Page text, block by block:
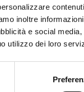
inoltre
e social
utilizzo dei loro
la Redazione di
concepito per
la Redazione di